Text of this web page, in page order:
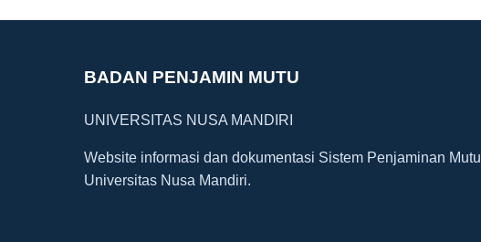
BADAN PENJAMIN MUTU
UNIVERSITAS NUSA MANDIRI
Website informasi dan dokumentasi Sistem Penjaminan Mutu
Universitas Nusa Mandiri.